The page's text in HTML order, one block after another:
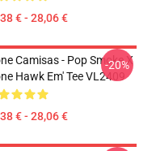
€ - 28,06 €
Camisas - Pop Smoke X
Hawk Em' Tee VL2409
€ - 28,06 €
-20%